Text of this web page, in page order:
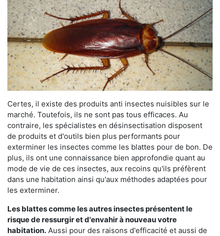
Certes, il existe des produits anti insectes nuisibles sur le
marché. Toutefois, ils ne sont pas tous efficaces. Au
contraire, les spécialistes en désinsectisation disposent
de produits et d'outils bien plus performants pour
exterminer les insectes comme les blattes pour de bon. De
plus, ils ont une connaissance bien approfondie quant au
mode de vie de ces insectes, aux recoins qu'ils préfèrent
dans une habitation ainsi qu'aux méthodes adaptées pour
les exterminer.
Les blattes comme les autres insectes présentent le
risque de ressurgir et d'envahir à nouveau votre
habitation. Aussi pour des raisons d'efficacité et aussi de